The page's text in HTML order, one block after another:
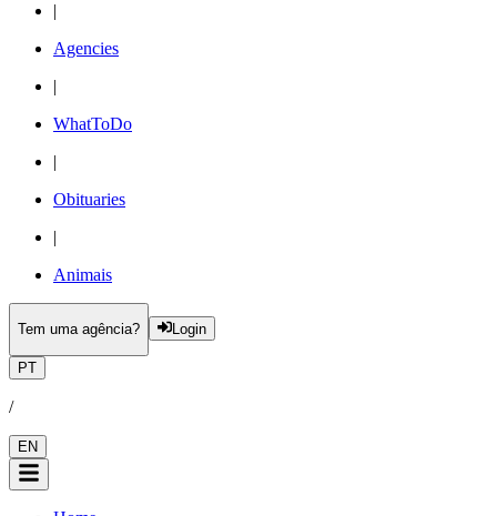
|
Agencies
|
WhatToDo
|
Obituaries
|
Animais
Tem uma agência? Login
PT
/
EN